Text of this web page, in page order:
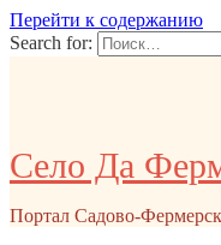
Перейти к содержанию
Search for:
Село Да
Портал Садово-